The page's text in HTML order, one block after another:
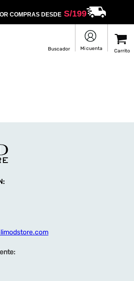
COMPRAS DESDES/199